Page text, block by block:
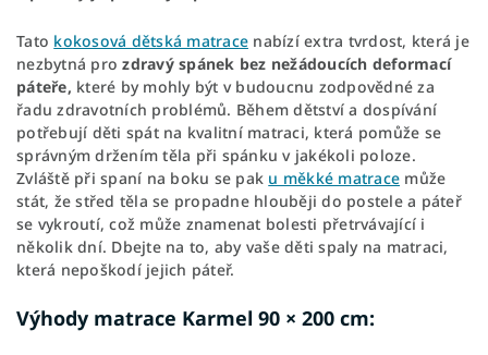
Tato kokosová dětská matrace nabízí extra tvrdost, která je
nezbytná prozdravý spánek bez nežádoucích deformací
páteře, které by mohly být v budoucnu zodpovědné za
řadu zdravotních problémů. Během dětství a dospívání
potřebují děti spát na kvalitní matraci, která pomůže se
správným držením těla při spánku v jakékoli poloze.
Zvláště při spaní na boku se pak u měkké matrace může
stát, že střed těla se propadne hlouběji do postele a páteř
se vykroutí, což může znamenat bolesti přetrvávající i
několik dní. Dbejte na to, aby vaše děti spaly na matraci,
která nepoškodí jejich páteř.
Výhody matrace Karmel 90 × 200 cm: